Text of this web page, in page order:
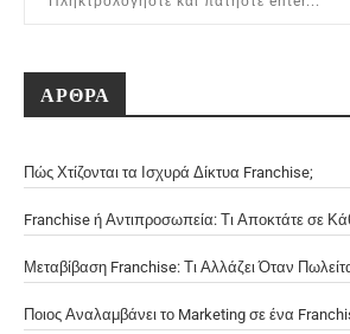
ΑΡΘΡΑ
Πώς Χτίζονται τα Ισχυρά Δίκτυα Franchise;
Franchise ή Αντιπροσωπεία: Τι Αποκτάτε σε
Μεταβίβαση Franchise: Τι Αλλάζει Όταν
Ποιος Αναλαμβάνει το Marketing σε ένα